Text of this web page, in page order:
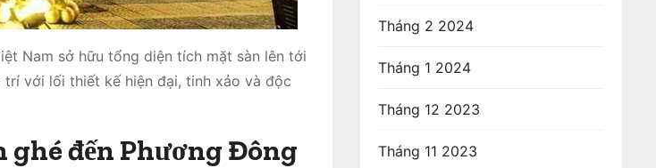
Nam sở hữu tổng diện tích mặt sàn lên tới
với lối thiết kế hiện đại, tinh xảo và độc
ghé đến Phương Đông
Tháng 2 2024
Tháng 1 2024
Tháng 12 2023
Tháng 11 2023